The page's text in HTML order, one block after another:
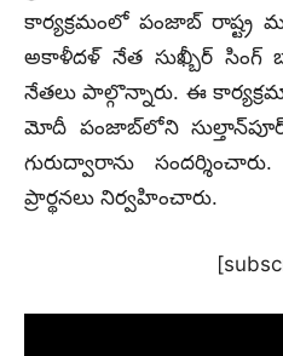
కార్యక్రమంలో పంజాబ్‌ రాష్ట్ర
అకాళీదళ్ నేత సుఖ్బీర్‌
నేతలు పాల్గొన్నారు. ఈ
మోదీ పంజాబ్‌లోని
గురుద్వారాను
ప్రార్థనలు నిర్వహించారు.